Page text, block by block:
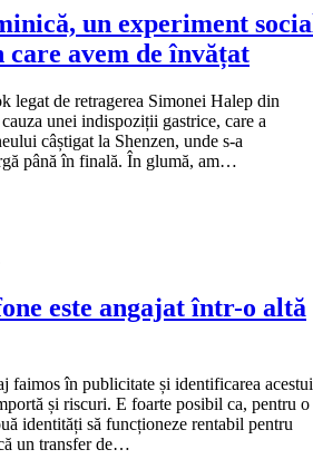
un experiment
avem de învățat
legat de retragerea Simonei Halep din
unei indispoziții gastrice, care a
câștigat la Shenzen, unde s-a
până în finală. În glumă, am…
este angajat într-o altă
faimos în publicitate și identificarea
și riscuri. E foarte posibil ca, pentru o
identități să funcționeze rentabil pentru
un transfer de…